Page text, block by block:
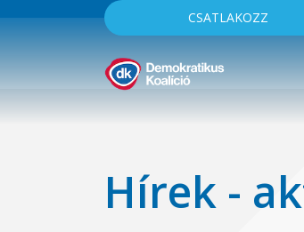
CSATLAKOZZ
Hírek -